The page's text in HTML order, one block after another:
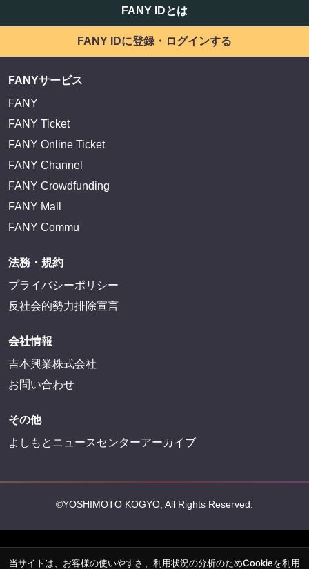
FANY IDとは
FANY IDに登録・ログインする
FANYサービス
FANY
FANY Ticket
FANY Online Ticket
FANY Channel
FANY Crowdfunding
FANY Mall
FANY Commu
法務・規約
プライバシーポリシー
反社会的勢力排除宣言
会社情報
吉本興業株式会社
お問い合わせ
その他
よしもとニュースセンターアーカイブ
©YOSHIMOTO KOGYO, All Rights Reserved.
当サイトは、お客様の使いやすさ、利用状況の分析のためCookieを利用